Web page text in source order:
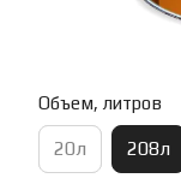
Объем, литров
20л 208л